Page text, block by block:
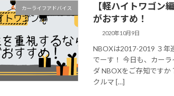
カーライフアドバイス
【軽ハイトワゴン
がおすすめ！
2020年10月9日
NBOXは2017-2019 ３年
でーす！ 今日も、カー
ダ NBOXをご存知です
クルマ […]